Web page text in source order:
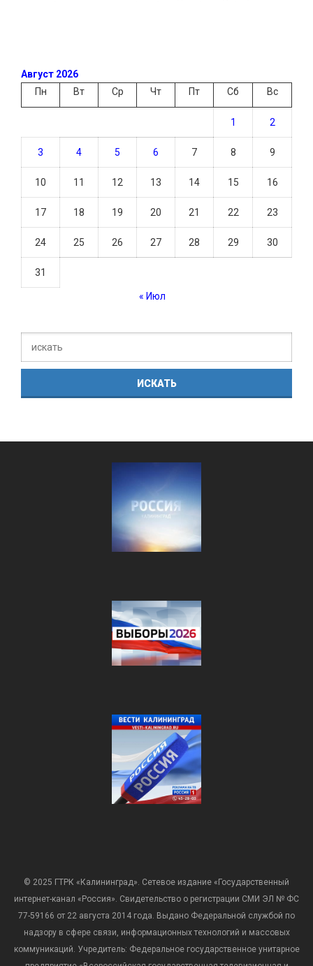
Август 2026
Пн
Вт Ср Чт Пт Сб Вс
1 2
3 4 5 6 7 8 9
10 11 12 13 14 15 16
17 18 19 20 21 22 23
24 25 26 27 28 29 30
31
« Июл
© 2025 ГТРК «Калининград». Сетевое издание «Государственный
интернет-канал «Россия». Свидетельство о регистрации СМИ ЭЛ № ФС
77-59166 от 22 августа 2014 года. Выдано Федеральной службой по
надзору в сфере связи, информационных технологий и массовых
коммуникаций. Учредитель: Федеральное государственное унитарное